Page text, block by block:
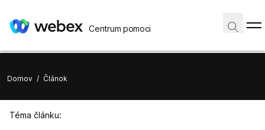
Centrum pomoci
Domov / Článok
Téma článku: